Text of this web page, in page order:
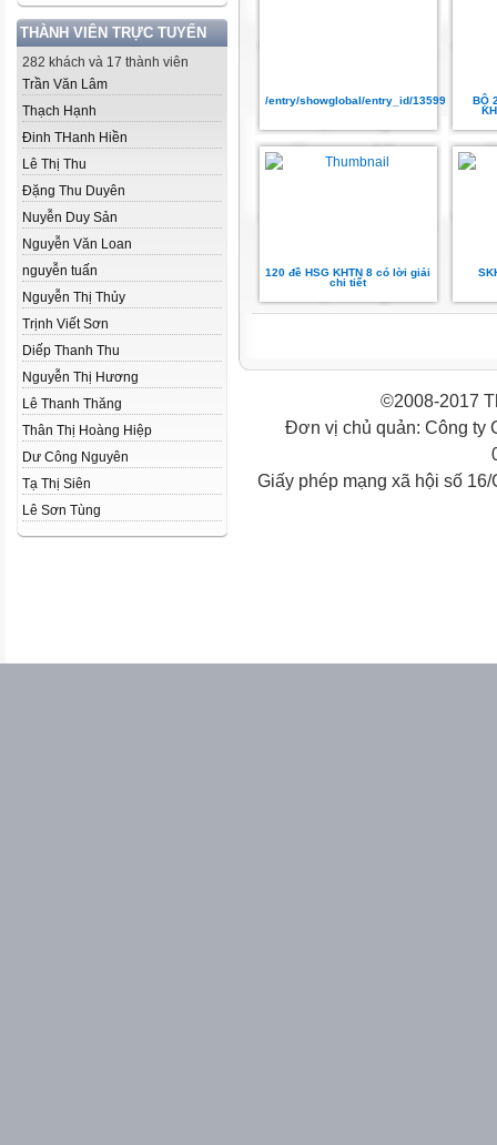
THÀNH VIÊN TRỰC TUYẾN
282 khách và 17 thành viên
Trần Văn Lâm
Thạch Hạnh
Đinh THanh Hiền
Lê Thị Thu
Đặng Thu Duyên
Nuyễn Duy Sản
Nguyễn Văn Loan
nguyễn tuấn
Nguyễn Thị Thủy
Trịnh Viết Sơn
Diếp Thanh Thu
Nguyễn Thị Hương
Lê Thanh Thăng
Thân Thị Hoàng Hiệp
Dư Công Nguyên
Tạ Thị Siên
Lê Sơn Tùng
/entry/showglobal/entry_id/13599138
BỘ
120 đề HSG KHTN 8 có lời giải
chi tiết
©2008-2017
Đơn vị chủ quản: Công ty
Giấy phép mạng xã hội số